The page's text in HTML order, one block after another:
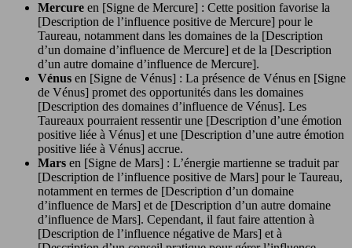
Mercure en [Signe de Mercure] : Cette position favorise la
[Description de l’influence positive de Mercure] pour le
Taureau, notamment dans les domaines de la [Description
d’un domaine d’influence de Mercure] et de la [Description
d’un autre domaine d’influence de Mercure].
Vénus en [Signe de Vénus] : La présence de Vénus en [Signe
de Vénus] promet des opportunités dans les domaines
[Description des domaines d’influence de Vénus]. Les
Taureaux pourraient ressentir une [Description d’une émotion
positive liée à Vénus] et une [Description d’une autre émotion
positive liée à Vénus] accrue.
Mars en [Signe de Mars] : L’énergie martienne se traduit par
[Description de l’influence positive de Mars] pour le Taureau,
notamment en termes de [Description d’un domaine
d’influence de Mars] et de [Description d’un autre domaine
d’influence de Mars]. Cependant, il faut faire attention à
[Description de l’influence négative de Mars] et à